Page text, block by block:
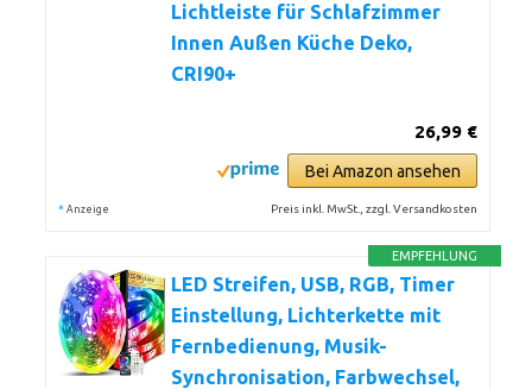
Lichtleiste für Schlafzimmer
Innen Außen Küche Deko,
CRI90+
26,99 €
Bei Amazon ansehen
* Anzeige Preis inkl. MwSt., zzgl. Versandkosten
EMPFEHLUNG
LED Streifen, USB, RGB, Timer
Einstellung, Lichterkette mit
Fernbedienung, Musik-
Synchronisation, Farbwechsel,